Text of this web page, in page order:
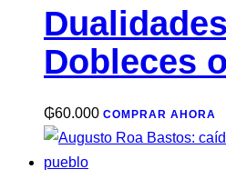
Dobleces
₲60.000 COMPRAR AHORA